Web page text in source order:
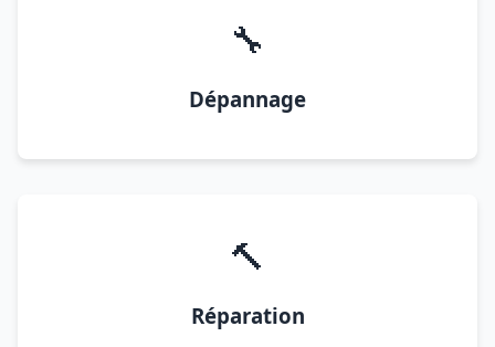
🔧
Dépannage
🔨
Réparation